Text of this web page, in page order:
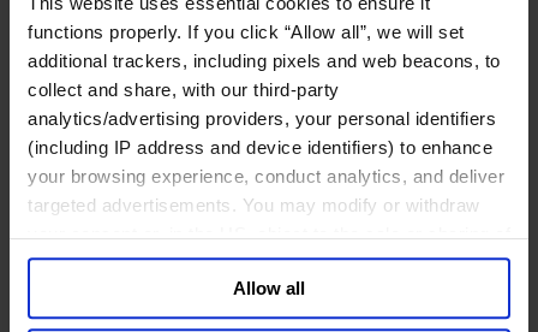
functions properly. If you click “Allow all”, we will set
additional trackers, including pixels and web beacons, to
collect and share, with our third-party
analytics/advertising providers, your personal identifiers
(including IP address and device identifiers) to enhance
your browsing experience, conduct analytics, and deliver
targeted advertisements. You may modify or withdraw
your consent or, in the US, object to the sale or sharing of
your data for targeted advertising, by clicking “Do Not
Sell or Share My Personal Information” in the footer of
the website. You must opt-out of each device and each
Allow all
工业
化工与过程工业咨询团队
机械与工业技术
汽车与交通设备
能源业
金属与矿业
金融服务业
主权财富基金
保险业
投资银行、企业银行与金融市场